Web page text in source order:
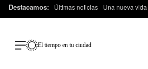
Destacamos: Últimas noticias Una nueva vida
El tiempo en tu ciudad